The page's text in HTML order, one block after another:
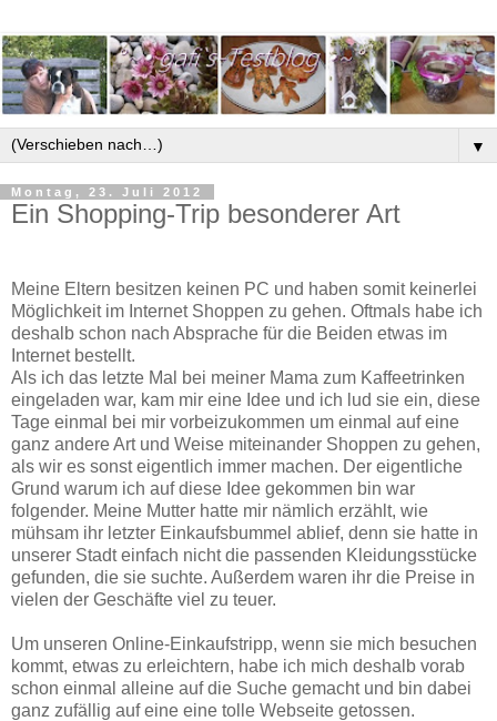
▼
Montag, 23. Juli 2012
Ein Shopping-Trip besonderer Art
Meine Eltern besitzen keinen PC und haben somit keinerlei
Möglichkeit im Internet Shoppen zu gehen. Oftmals habe ich
deshalb schon nach Absprache für die Beiden etwas im
Internet bestellt.
Als ich das letzte Mal bei meiner Mama zum Kaffeetrinken
eingeladen war, kam mir eine Idee und ich lud sie ein, diese
Tage einmal bei mir vorbeizukommen um einmal auf eine
ganz andere Art und Weise miteinander Shoppen zu gehen,
als wir es sonst eigentlich immer machen. Der eigentliche
Grund warum ich auf diese Idee gekommen bin war
folgender. Meine Mutter hatte mir nämlich erzählt, wie
mühsam ihr letzter Einkaufsbummel ablief, denn sie hatte in
unserer Stadt einfach nicht die passenden Kleidungsstücke
gefunden, die sie suchte. Außerdem waren ihr die Preise in
vielen der Geschäfte viel zu teuer.
Um unseren Online-Einkaufstripp, wenn sie mich besuchen
kommt, etwas zu erleichtern, habe ich mich deshalb vorab
schon einmal alleine auf die Suche gemacht und bin dabei
ganz zufällig auf eine eine tolle Webseite getossen.